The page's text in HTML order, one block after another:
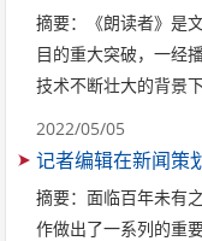
摘要：《朗读者》是
目的重大突破，一经
技术不断壮大的背景
2022/05/05
记者编辑在新闻策
摘要：面临百年未有
作做出了一系列的重